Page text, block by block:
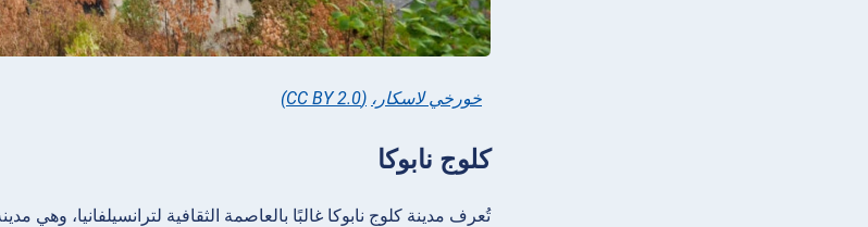
خورخي لاسكار، (CC BY 2.0)
كلوج نابوكا
تُعرف مدينة كلوج نابوكا غالبًا بالعاصمة الثقافية لترانسيلفانيا، وهي